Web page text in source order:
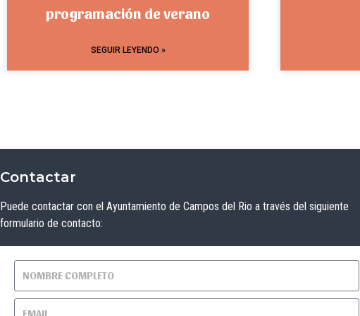
programación de verano
SEGUIR LEYENDO »
Contactar
Puede contactar con el Ayuntamiento de Campos del Rio a través del siguiente
formulario de contacto: